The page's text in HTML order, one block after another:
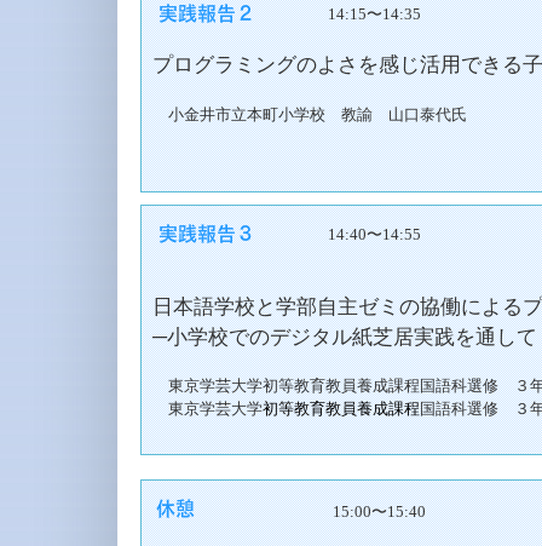
14:15〜14:35
プログラミングのよさを感じ活用できる
小金井市立本町小学校 教諭 山口泰代氏
14:40〜14:55
日本語学校と学部自主ゼミの協働による
─小学校でのデジタル紙芝居実践を通して
東京学芸大学初等教育教員養成課程国語科選修 ３
東京学芸大学初等教育教員養成課程国語科選修 ３
15:00〜15:40